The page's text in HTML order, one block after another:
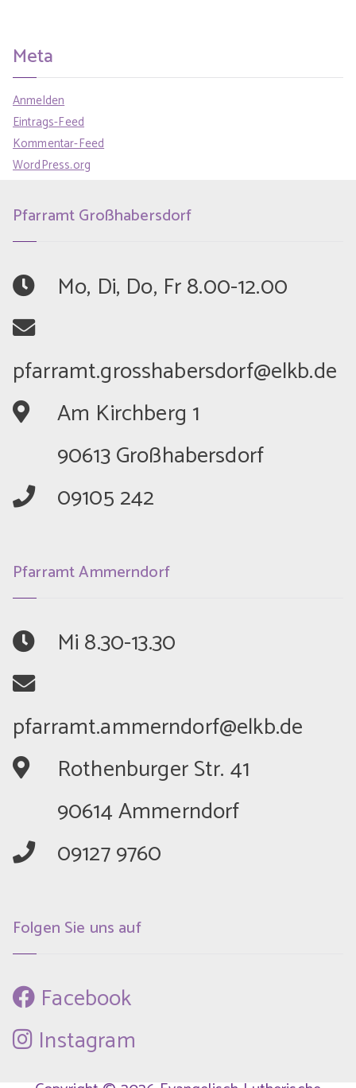
Meta
Anmelden
Eintrags-Feed
Kommentar-Feed
WordPress.org
Pfarramt Großhabersdorf
	Mo, Di, Do, Fr 8.00-12.00
	Am Kirchberg 1
	90613 Großhabersdorf
	09105 242
Pfarramt Ammerndorf
	Mi 8.30-13.30
	Rothenburger Str. 41
	90614 Ammerndorf
	09127 9760
Folgen Sie uns auf
Facebook
Instagram